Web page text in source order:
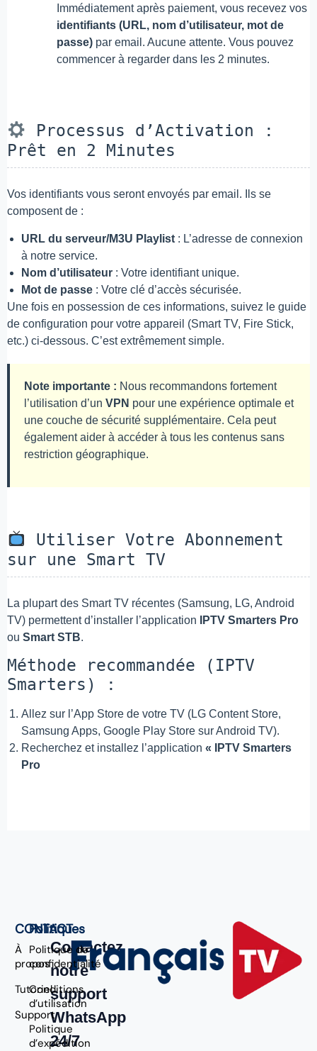
Immédiatement après paiement, vous recevez vos
identifiants (URL, nom d’utilisateur, mot de
passe) par email. Aucune attente. Vous pouvez
commencer à regarder dans les 2 minutes.
Processus d’Activation :
Prêt en 2 Minutes
Vos identifiants vous seront envoyés par email. Ils se
composent de :
URL du serveur/M3U Playlist : L’adresse de connexion
à notre service.
Nom d’utilisateur : Votre identifiant unique.
Mot de passe : Votre clé d’accès sécurisée.
Une fois en possession de ces informations, suivez le guide
de configuration pour votre appareil (Smart TV, Fire Stick,
etc.) ci-dessous. C’est extrêmement simple.
Note importante : Nous recommandons fortement
l’utilisation d’un VPN pour une expérience optimale et
une couche de sécurité supplémentaire. Cela peut
également aider à accéder à tous les contenus sans
restriction géographique.
Utiliser Votre Abonnement
sur une Smart TV
La plupart des Smart TV récentes (Samsung, LG, Android
TV) permettent d’installer l’application
IPTV Smarters Pro
ou Smart STB.
Méthode recommandée (IPTV
Smarters) :
Allez sur l’App Store de votre TV (LG Content Store,
Samsung Apps, Google Play Store sur Android TV).
Recherchez et installez l’application « IPTV Smarters
Pro
CONTACT
À
propos
Tutoriel
Support
Politiques
Politique de
confidentialité
Conditions
d’utilisation
Politique
d’expédition
Contactez
notre
support
WhatsApp
24/7